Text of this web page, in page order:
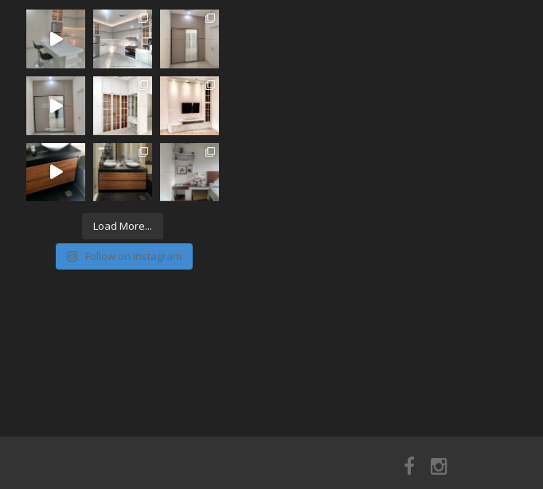
Load More...
Follow on Instagram